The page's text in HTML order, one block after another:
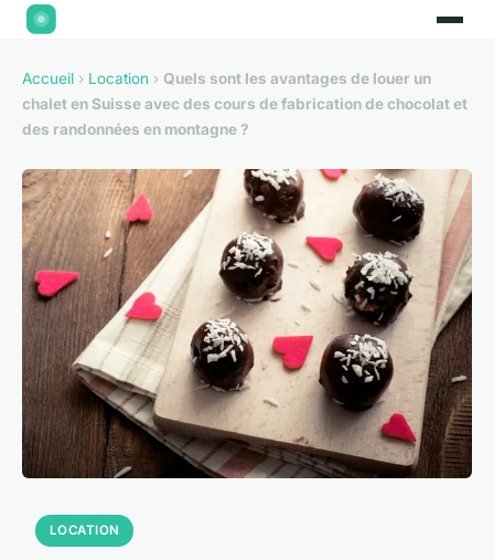
Accueil › Location › Quels sont les avantages de louer un
chalet en Suisse avec des cours de fabrication de chocolat et
des randonnées en montagne ?
LOCATION